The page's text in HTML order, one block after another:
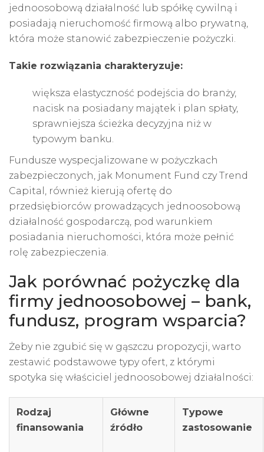
jednoosobową działalność lub spółkę cywilną i
posiadają nieruchomość firmową albo prywatną,
która może stanowić zabezpieczenie pożyczki.
Takie rozwiązania charakteryzuje:
większa elastyczność podejścia do branży,
nacisk na posiadany majątek i plan spłaty,
sprawniejsza ścieżka decyzyjna niż w
typowym banku.
Fundusze wyspecjalizowane w pożyczkach
zabezpieczonych, jak Monument Fund czy Trend
Capital, również kierują ofertę do
przedsiębiorców prowadzących jednoosobową
działalność gospodarczą, pod warunkiem
posiadania nieruchomości, która może pełnić
rolę zabezpieczenia.
Jak porównać pożyczkę dla
firmy jednoosobowej – bank,
fundusz, program wsparcia?
Żeby nie zgubić się w gąszczu propozycji, warto
zestawić podstawowe typy ofert, z którymi
spotyka się właściciel jednoosobowej działalności:
Rodzaj
finansowania
Główne
źródło
Typowe
zastosowanie